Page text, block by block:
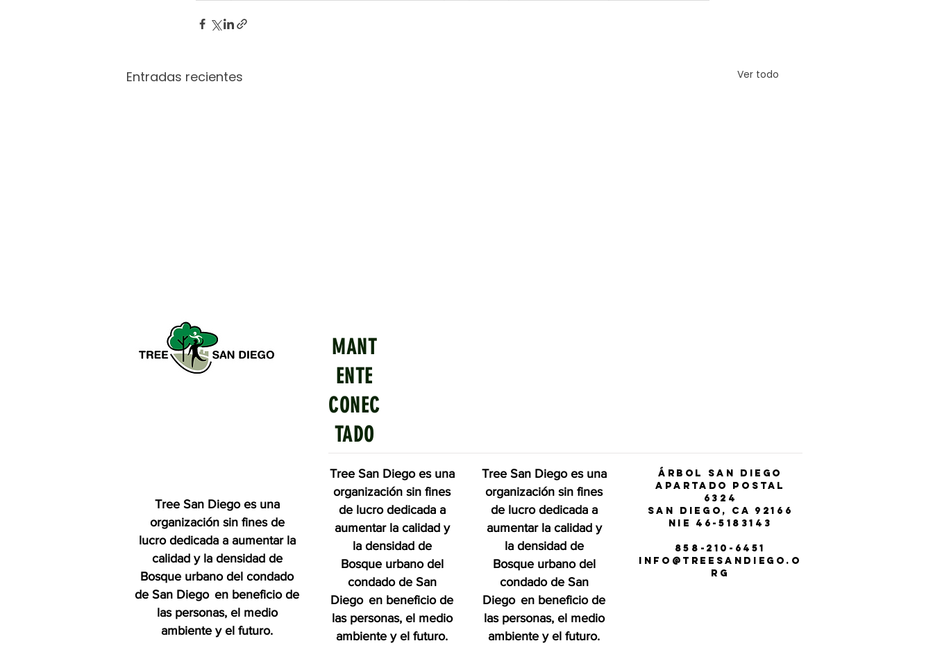
Entradas recientes Ver todo
Julio 2024: Calor Urbano
vs. Árboles Urbanos
Plantación y Más!
Tree San Diego es una
organización sin fines de
lucro dedicada a aumentar la
calidad y la densidad de
Bosque urbano del condado
de San Diego en beneficio de
las personas, el medio
ambiente y el futuro.
MANT
ENTE
CONEC
TADO
Tree San Diego es una
organización sin fines
de lucro dedicada a
aumentar la calidad y
la densidad de
Bosque urbano del
condado de San
Diego en beneficio de
las personas, el medio
ambiente y el futuro.
Tree San Diego es una
organización sin fines
de lucro dedicada a
aumentar la calidad y
la densidad de
Bosque urbano del
condado de San
Diego en beneficio de
las personas, el medio
ambiente y el futuro.
Árbol San Diego
Apartado postal
6324
San Diego, CA 92166
NIE 46-5183143
858-210-6451
info@treesandiego.o
rg